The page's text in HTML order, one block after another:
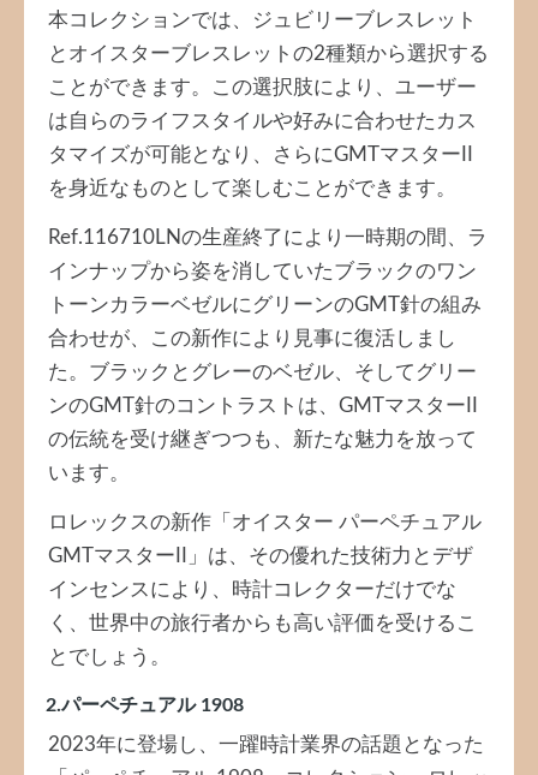
本コレクションでは、ジュビリーブレスレット
とオイスターブレスレットの2種類から選択する
ことができます。この選択肢により、ユーザー
は自らのライフスタイルや好みに合わせたカス
タマイズが可能となり、さらにGMTマスターII
を身近なものとして楽しむことができます。
Ref.116710LNの生産終了により一時期の間、ラ
インナップから姿を消していたブラックのワン
トーンカラーベゼルにグリーンのGMT針の組み
合わせが、この新作により見事に復活しまし
た。ブラックとグレーのベゼル、そしてグリー
ンのGMT針のコントラストは、GMTマスターII
の伝統を受け継ぎつつも、新たな魅力を放って
います。
ロレックスの新作「オイスター パーペチュアル
GMTマスターII」は、その優れた技術力とデザ
インセンスにより、時計コレクターだけでな
く、世界中の旅行者からも高い評価を受けるこ
とでしょう。
2.パーペチュアル 1908
2023年に登場し、一躍時計業界の話題となった